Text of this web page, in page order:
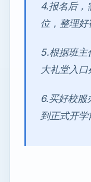
4.报名后，
位，整理好
5.根据班主
大礼堂入口
6.买好校服
到正式开学